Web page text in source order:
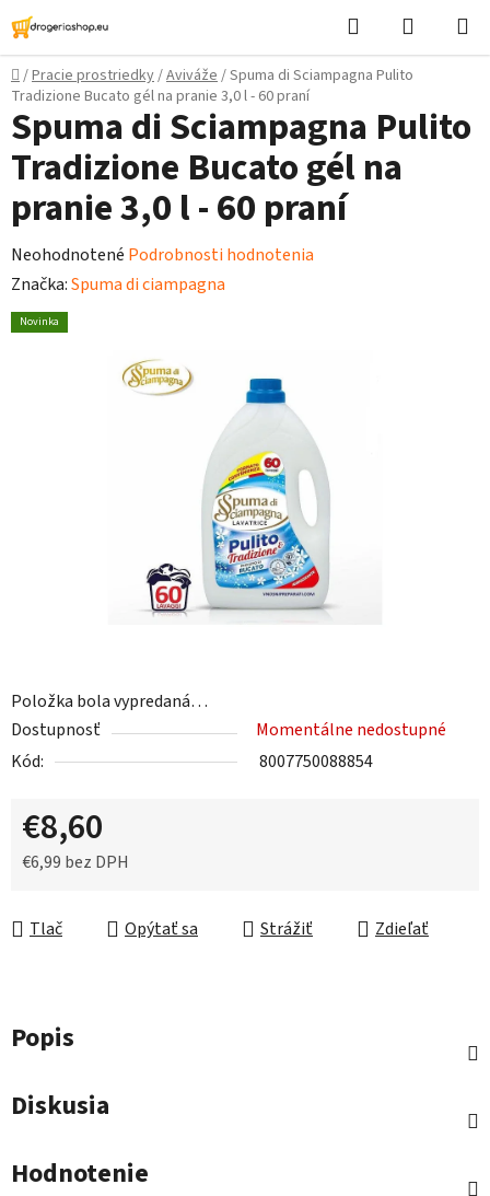
Prejsť
na
obsah
Hľadať
košík
Domov
/Pracie prostriedky/Aviváže/Spuma di Sciampagna Pulito
Tradizione Bucato gél na pranie 3,0 l - 60 praní
Položka bola vypredaná…
Dostupnosť
Momentálne nedostupné
Kód:
8007750088854
€8,60
€6,99 bez DPH
Tlač
Opýtať sa Strážiť Zdieľať
Spuma di Sciampagna Pulito
Tradizione Bucato gél na
pranie 3,0 l - 60 praní
Priemerné
hodnotenie
produktu
Neohodnotené Podrobnosti hodnotenia
Značka:Spuma di ciampagna
Novinka
Popis
Diskusia
Hodnotenie